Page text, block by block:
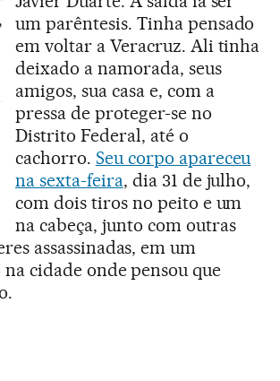
um parêntesis. Tinha pensado
em voltar a Veracruz. Ali tinha
deixado a namorada, seus
amigos, sua casa e, com a
pressa de proteger-se no
Distrito Federal, até o
cachorro. Seu corpo apareceu
na sexta-feira, dia 31 de julho,
com dois tiros no peito e um
na cabeça, junto com outras
assassinadas, em um
cidade onde pensou que